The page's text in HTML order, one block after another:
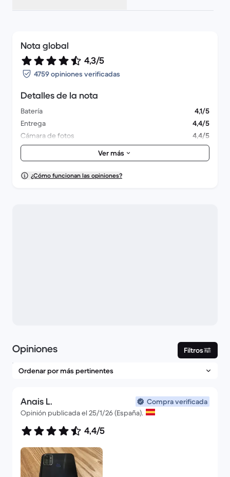
Nota global
4,3/5
4759 opiniones verificadas
Detalles de la nota
Batería
4,1/5
Entrega
4,4/5
Cámara de fotos
4,4/5
Accesorios
4,3/5
Embalaje
4,5/5
Felicidad global
Ver más
¿Cómo funcionan las opiniones?
Opiniones Filtros
Anais L.
Compra verificada
Opinión publicada el 25/1/26 (España).
4,4/5